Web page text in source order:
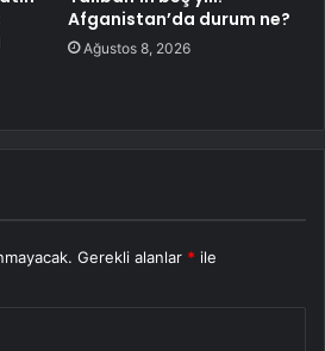
Afganistan’da durum ne?
Ağustos 8, 2026
Gerekli alanlar * ile